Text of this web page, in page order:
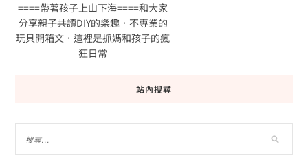
====帶著孩子上山下海====和大家
分享親子共讀DIY的樂趣．不專業的
玩具開箱文．這裡是抓媽和孩子的瘋
狂日常
站內搜尋